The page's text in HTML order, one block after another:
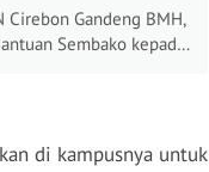
Cirebon Gandeng BMH,
Sembako kepada
di kampusnya untuk